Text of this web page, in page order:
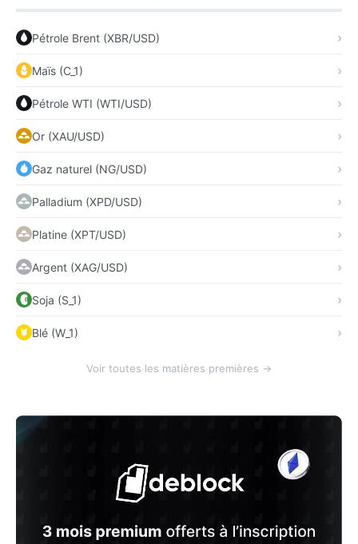
Pétrole Brent (XBR/USD)
Maïs (C_1)
Pétrole WTI (WTI/USD)
Or (XAU/USD)
Gaz naturel (NG/USD)
Palladium (XPD/USD)
Platine (XPT/USD)
Argent (XAG/USD)
Soja (S_1)
Blé (W_1)
Voir toutes les matières premières →